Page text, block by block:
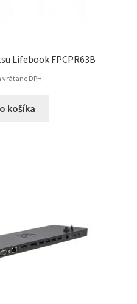
Lifebook FPCPR63B
vrátane DPH
košíka